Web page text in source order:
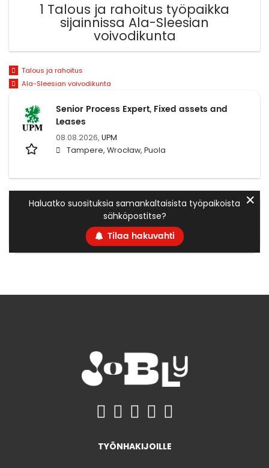
1 Talous ja rahoitus työpaikka
sijainnissa Ala-Sleesian
voivodikunta
Talous ja rahoitus
Ala-Sleesian voivodikunta
Senior Process Expert, Fixed assets and
Leases
08.08.2026, UPM
Tampere, Wrocław, Puola
Haluatko suosituksia samankaltaisista työpaikoista
sähköpostitse?
Tilaa hakuvahti
✕
TYÖNHAKIJOILLE